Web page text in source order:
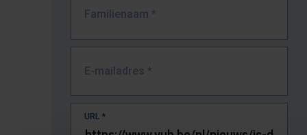
Familienaam *
E-mailadres *
URL *